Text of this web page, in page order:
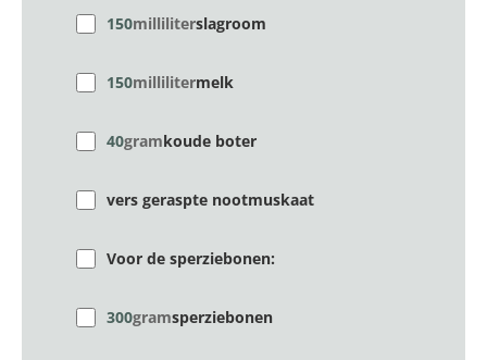
150milliliterslagroom
150millilitermelk
40gramkoude boter
vers geraspte nootmuskaat
Voor de sperziebonen:
300gramsperziebonen